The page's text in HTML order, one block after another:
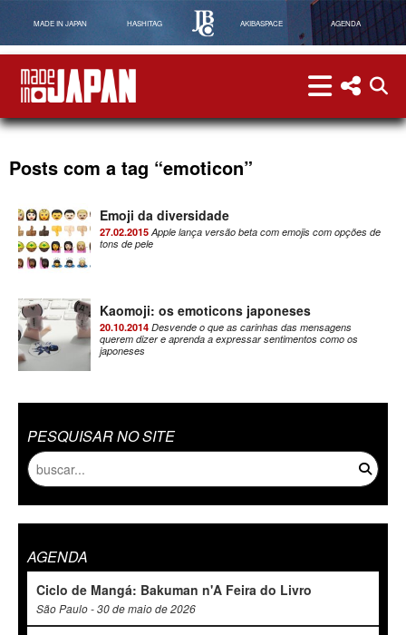
MADE IN JAPAN HASHITAG AKIBASPACE AGENDA
menu menu
Posts com a tag “emoticon”
Emoji da diversidade
27.02.2015Apple lança versão beta com emojis com opções de
tons de pele
Kaomoji: os emoticons japoneses
20.10.2014 Desvende o que as carinhas das mensagens
querem dizer e aprenda a expressar sentimentos como os
japoneses
PESQUISAR NO SITE
AGENDA
Ciclo de Mangá: Bakuman n'A Feira do Livro
São Paulo - 30 de maio de 2026